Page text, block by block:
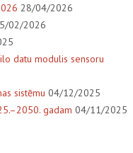
28/04/2026
02/2026
datu modulis sensoru
sistēmu 04/12/2025
gadam 04/11/2025